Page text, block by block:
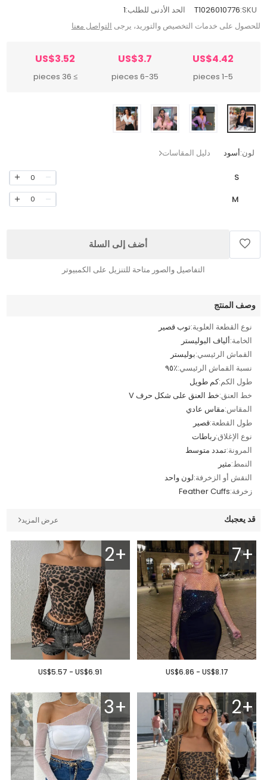
SKU:
T1026010776 الحد الأدنى للطلب:1
للحصول على خدمات التخصيص والتوريد، يرجى التواصل معنا
US$4.42
1-5 pieces
US$3.7
6-35 pieces
US$3.52
≥ 36 pieces
لون:أسود دليل المقاسات
S
0
M
0
أضف إلى السلة
التفاصيل والصور متاحة للتنزيل على الكمبيوتر
وصف المنتج
نوع القطعة العلوية:توب قصير
الخامة:ألياف البوليستر
القماش الرئيسي:بوليستر
نسبة القماش الرئيسي:٪٩٥
طول الكم:كم طويل
خط العنق:خط العنق على شكل حرف V
المقاس:مقاس عادي
طول القطعة:قصير
نوع الإغلاق:رباطات
المرونة:تمدد متوسط
النمط:مثير
النقش أو الزخرفة:لون واحد
زخرفة:Feather Cuffs
قد يعجبك عرض المزيد
7+
US$6.86 - US$8.17
2+
US$5.57 - US$6.91
2+
3+